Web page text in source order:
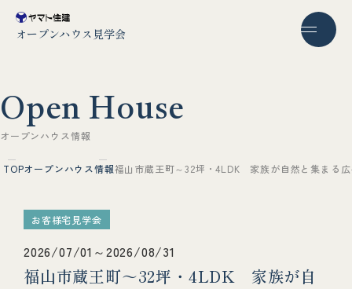
オープンハウス見学会
Open House
オー プンハ ウ ス情報
TOPオープンハウス情報福山市蔵王町～32坪・4LDK 家族が自然と集まる
お客様宅見学会
2026/07/01～2026/08/31
福山市蔵王町～32坪・4LDK 家族が自